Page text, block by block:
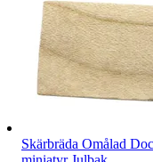
Skärbräda Omålad